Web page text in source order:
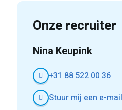
Onze recruiter
Nina Keupink
+31 88 522 00 36
Stuur mij een e-mail